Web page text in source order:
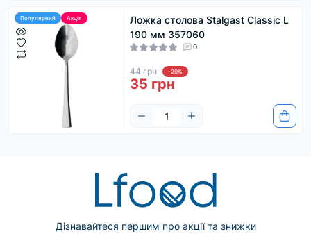
Популярний Акція
Ложка столова Stalgast Classic L
190 мм 357060
0
44 грн -20%
35 грн
Дізнавайтеся першим про акції та знижки